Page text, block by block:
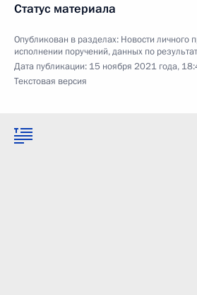
Статус материала
Опубликован в разделах: Новости личного
исполнении поручений, данных по
Дата публикации: 15 ноября 2021 года,
Текстовая версия